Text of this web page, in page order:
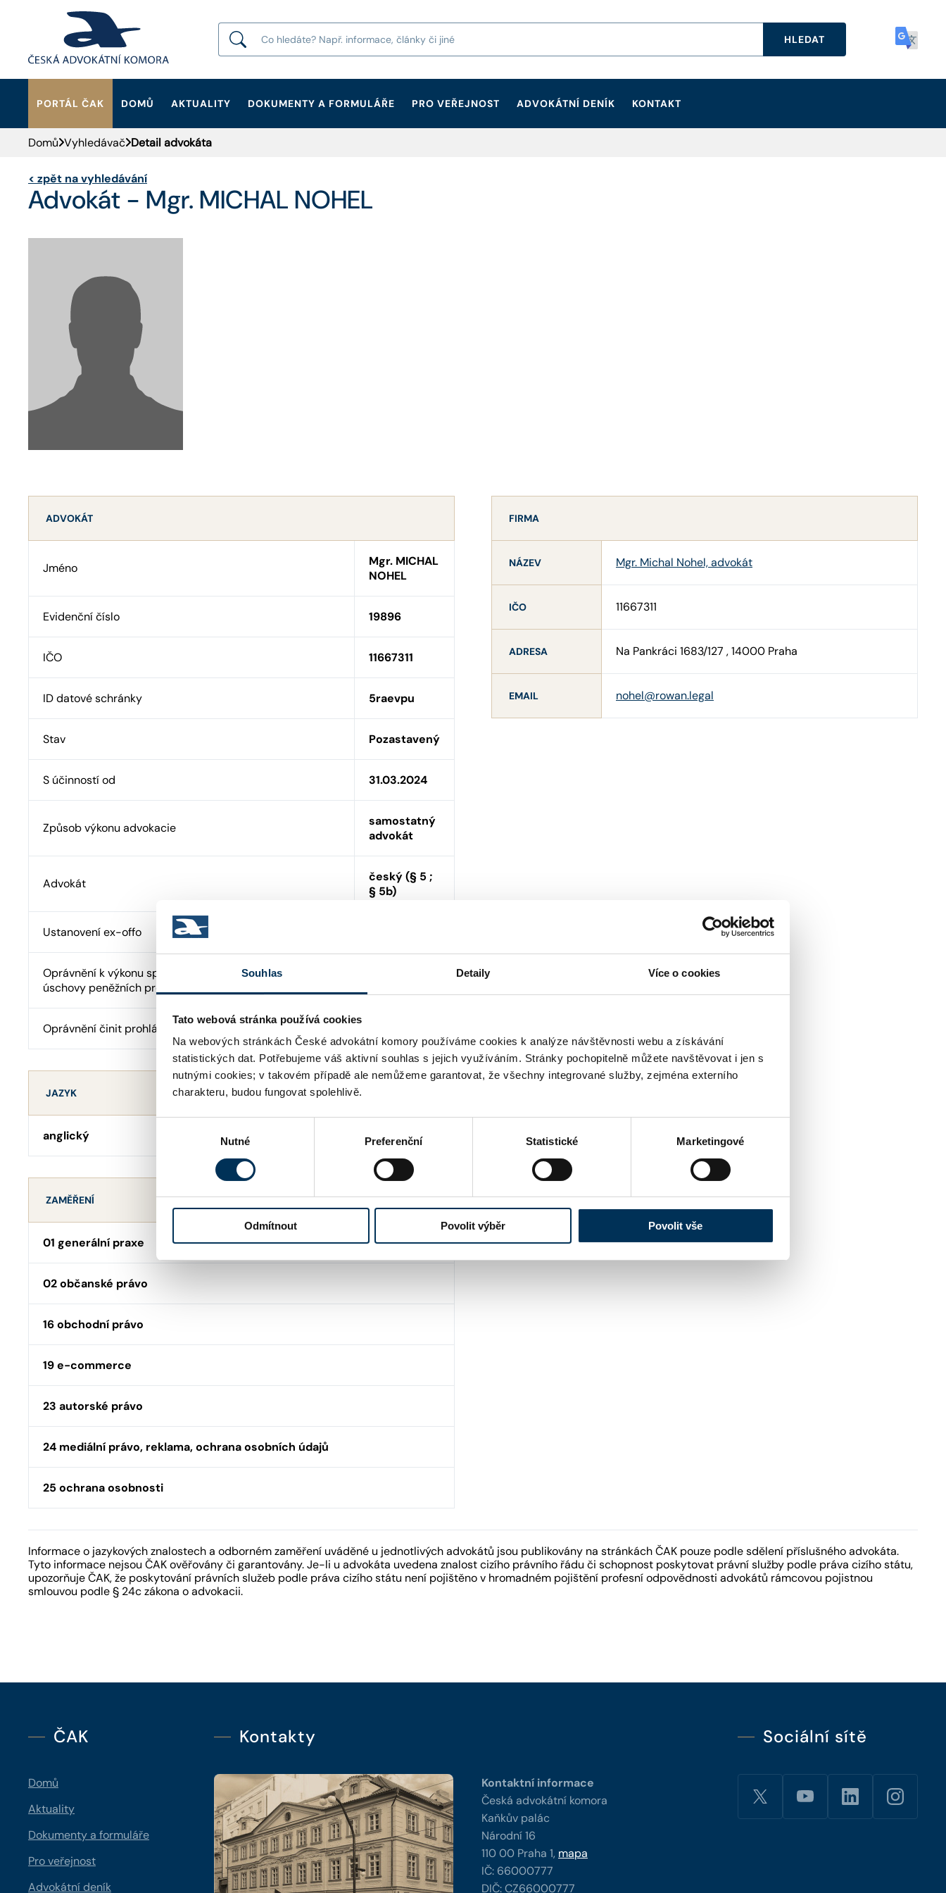
Souhlas Detaily Více o cookies
Tato webová stránka používá cookies
Na webových stránkách České advokátní komory používáme cookies k analýze návštěvnosti webu a získávání
statistických dat. Potřebujeme váš aktivní souhlas s jejich využíváním. Stránky pochopitelně můžete navštěvovat i jen s
nutnými cookies; v takovém případě ale nemůžeme garantovat, že všechny integrované služby, zejména externího
charakteru, budou fungovat spolehlivě.
Nutné Preferenční Statistické Marketingové
Odmítnout Povolit výběr Povolit vše
HLEDAT
PORTÁL ČAK DOMŮ AKTUALITY DOKUMENTY A FORMULÁŘE PRO VEŘEJNOST ADVOKÁTNÍ DENÍK
KONTAKT
HLEDAT
Domů Vyhledávač Detail advokáta
< zpět na vyhledávání
Advokát - Mgr. MICHAL NOHEL
ADVOKÁT
Jméno
Mgr. MICHAL
NOHEL
Evidenční číslo 19896
IČO 11667311
ID datové schránky 5raevpu
Stav Pozastavený
S účinností od 31.03.2024
Způsob výkonu advokacie
samostatný
advokát
Advokát
český (§ 5 ;
§ 5b)
Ustanovení ex-offo
Oprávnění k výkonu správy cizího majetku a advokátní
úschovy peněžních prostředků
Oprávnění činit prohlášení o pravosti podpisu
JAZYK
anglický
ZAMĚŘENÍ
01 generální praxe
02 občanské právo
16 obchodní právo
19 e-commerce
23 autorské právo
24 mediální právo, reklama, ochrana osobních údajů
25 ochrana osobnosti
FIRMA
NÁZEV Mgr. Michal Nohel, advokát
IČO 11667311
ADRESA Na Pankráci 1683/127 , 14000 Praha
EMAIL nohel@rowan.legal
Informace o jazykových znalostech a odborném zaměření uváděné u jednotlivých advokátů jsou publikovány na stránkách ČAK pouze podle sdělení příslušného advokáta.
Tyto informace nejsou ČAK ověřovány či garantovány. Je-li u advokáta uvedena znalost cizího právního řádu či schopnost poskytovat právní služby podle práva cizího státu,
upozorňuje ČAK, že poskytování právních služeb podle práva cizího státu není pojištěno v hromadném pojištění profesní odpovědnosti advokátů rámcovou pojistnou
smlouvou podle § 24c zákona o advokacii.
ČAK
Domů
Aktuality
Dokumenty a formuláře
Pro veřejnost
Advokátní deník
Kontakty
Kontaktní informace
Česká advokátní komora
Kaňkův palác
Národní 16
110 00 Praha 1, mapa
IČ: 66000777
DIČ: CZ66000777
Sociální sítě